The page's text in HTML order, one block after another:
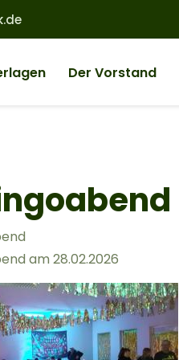
Der Vorstand
am 28.02.2026